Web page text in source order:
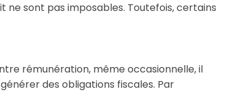
ne sont pas imposables. Toutefois, certains
rémunération, même occasionnelle, il
des obligations fiscales. Par